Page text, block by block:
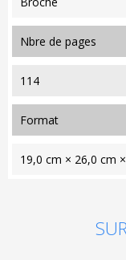
nbre de pages
114
format
19,0 cm × 26,0 cm
SUR